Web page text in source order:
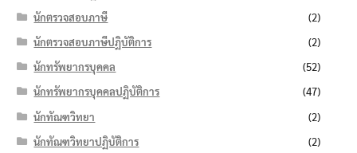
นักตรวจสอบภาษี
(2)
นักตรวจสอบภาษีปฏิบัติการ
(2)
นักทรัพยากรบุคคล
(52)
นักทรัพยากรบุคคลปฏิบัติการ
(47)
นักทัณฑวิทยา
(2)
นักทัณฑวิทยาปฏิบัติการ
(2)